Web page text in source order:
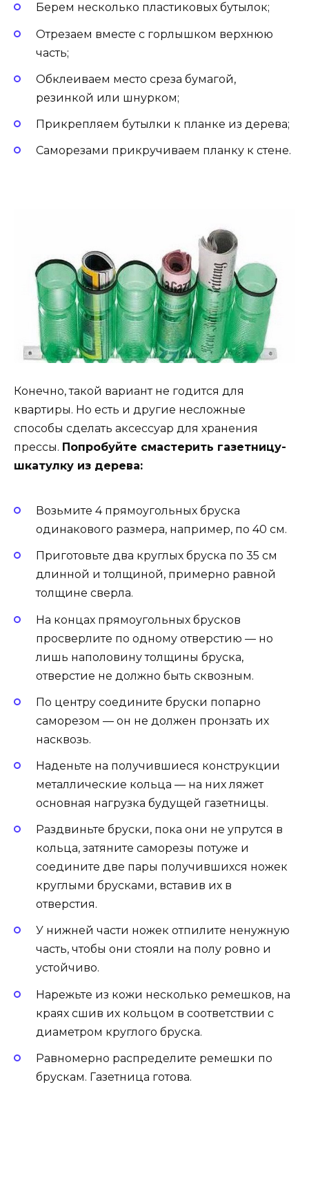
Берем несколько пластиковых бутылок;
Отрезаем вместе с горлышком верхнюю
часть;
Обклеиваем место среза бумагой,
резинкой или шнурком;
Прикрепляем бутылки к планке из дерева;
Саморезами прикручиваем планку к стене.
Конечно, такой вариант не годится для
квартиры. Но есть и другие несложные
способы сделать аксессуар для хранения
прессы. Попробуйте смастерить газетницу-
шкатулку из дерева:
Возьмите 4 прямоугольных бруска
одинакового размера, например, по 40 см.
Приготовьте два круглых бруска по 35 см
длинной и толщиной, примерно равной
толщине сверла.
На концах прямоугольных брусков
просверлите по одному отверстию — но
лишь наполовину толщины бруска,
отверстие не должно быть сквозным.
По центру соедините бруски попарно
саморезом — он не должен пронзать их
насквозь.
Наденьте на получившиеся конструкции
металлические кольца — на них ляжет
основная нагрузка будущей газетницы.
Раздвиньте бруски, пока они не упрутся в
кольца, затяните саморезы потуже и
соедините две пары получившихся ножек
круглыми брусками, вставив их в
отверстия.
У нижней части ножек отпилите ненужную
часть, чтобы они стояли на полу ровно и
устойчиво.
Нарежьте из кожи несколько ремешков, на
краях сшив их кольцом в соответствии с
диаметром круглого бруска.
Равномерно распределите ремешки по
брускам. Газетница готова.